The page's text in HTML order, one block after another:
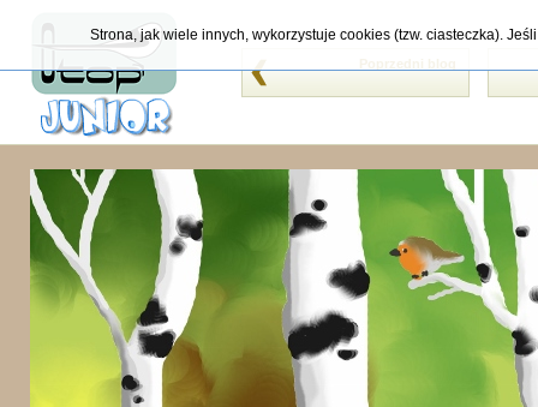
Strona, jak wiele innych, wykorzystuje cookies (tzw. ciasteczka).